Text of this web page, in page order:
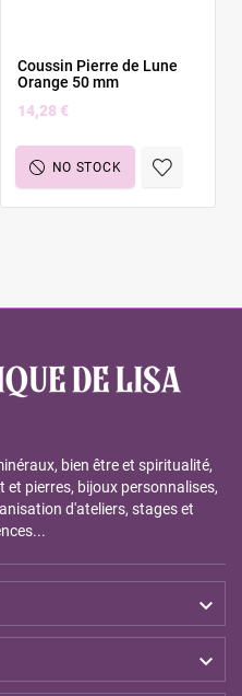
Coussin Pierre de Lune
Orange 50 mm
14,28 €
NO STOCK
bien être et spiritualité,
pierres, bijoux personnalises,
d'ateliers, stages et

